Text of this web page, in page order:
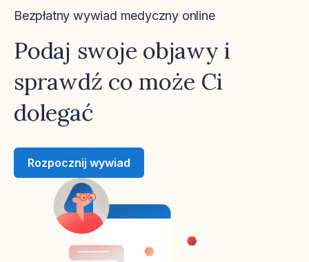
Bezpłatny wywiad medyczny online
Podaj swoje objawy i
sprawdź co może Ci
dolegać
Rozpocznij wywiad